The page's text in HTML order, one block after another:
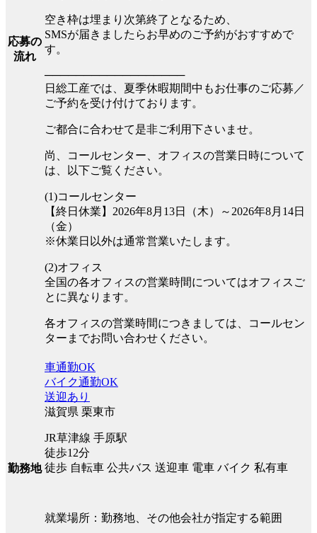
応募の
流れ
空き枠は埋まり次第終了となるため、
SMSが届きましたらお早めのご予約がおすすめで
す。
──────────────────
日総工産では、夏季休暇期間中もお仕事のご応募／
ご予約を受け付けております。
ご都合に合わせて是非ご利用下さいませ。
尚、コールセンター、オフィスの営業日時について
は、以下ご覧ください。
(1)コールセンター
【終日休業】2026年8月13日（木）～2026年8月14日
（金）
※休業日以外は通常営業いたします。
(2)オフィス
全国の各オフィスの営業時間についてはオフィスご
とに異なります。
各オフィスの営業時間につきましては、コールセン
ターまでお問い合わせください。
勤務地
車通勤OK
バイク通勤OK
送迎あり
滋賀県 栗東市
JR草津線 手原駅
徒歩12分
徒歩 自転車 公共バス 送迎車 電車 バイク 私有車
就業場所：勤務地、その他会社が指定する範囲